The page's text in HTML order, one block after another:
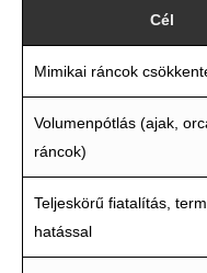
Cél
Mimikai ráncok
Volumenpótlás (ajak,
ráncok)
Teljeskörű fiatalítás,
hatással